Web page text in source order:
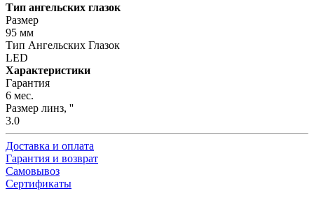
Тип ангельских глазок
Размер
95 мм
Тип Ангельских Глазок
LED
Характеристики
Гарантия
6 мес.
Размер линз, ''
3.0
Доставка и оплата
Гарантия и возврат
Самовывоз
Сертификаты